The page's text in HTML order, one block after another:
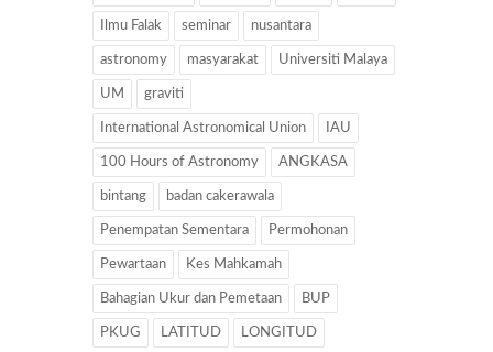
Ilmu Falak seminar nusantara
astronomy masyarakat Universiti Malaya
UM graviti
International Astronomical Union IAU
100 Hours of Astronomy ANGKASA
bintang badan cakerawala
Penempatan Sementara Permohonan
Pewartaan Kes Mahkamah
Bahagian Ukur dan Pemetaan BUP
PKUG LATITUD LONGITUD